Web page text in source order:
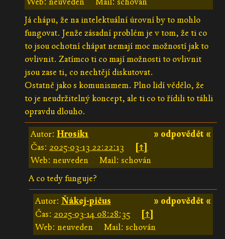
Já chápu, že na intelektuální úrovní by to mohlo
fungovat. Jenže zásadní problém je v tom, že ti co
to jsou ochotní chápat nemají moc možností jak to
ovlivnit. Zatímco ti co mají možnosti to ovlivnit
jsou zase ti, co nechtějí diskutovat.
Ostatně jako s komunismem. Plno lidí vědělo, že
to je neudržitelný koncept, ale ti co to řídili to táhli
opravdu dlouho.
» odpovědět «
Autor:Hrosik1
Čas: 2025-03-13 22:22:13
[↑]
Web: neuveden
Mail: schován
A co tedy funguje?
» odpovědět «
Autor: Ňákej-pičus
Čas: 2025-03-14 08:28:35
[↑]
Web: neuveden
Mail: schován